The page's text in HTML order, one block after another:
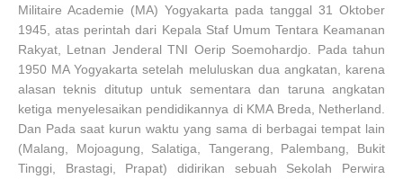
Militaire Academie (MA) Yogyakarta pada tanggal 31 Oktober
1945, atas perintah dari Kepala Staf Umum Tentara Keamanan
Rakyat, Letnan Jenderal TNI Oerip Soemohardjo. Pada tahun
1950 MA Yogyakarta setelah meluluskan dua angkatan, karena
alasan teknis ditutup untuk sementara dan taruna angkatan
ketiga menyelesaikan pendidikannya di KMA Breda, Netherland.
Dan Pada saat kurun waktu yang sama di berbagai tempat lain
(Malang, Mojoagung, Salatiga, Tangerang, Palembang, Bukit
Tinggi, Brastagi, Prapat) didirikan sebuah Sekolah Perwira